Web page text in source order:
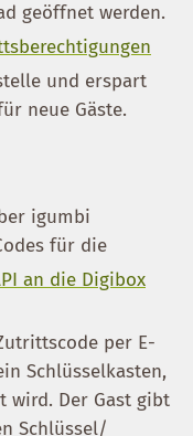
geöffnet werden.
und erspart
neue Gäste.
igumbi
für die
an die Digibox
per E-
Schlüsselkasten,
wird. Der Gast gibt
Schlüssel/